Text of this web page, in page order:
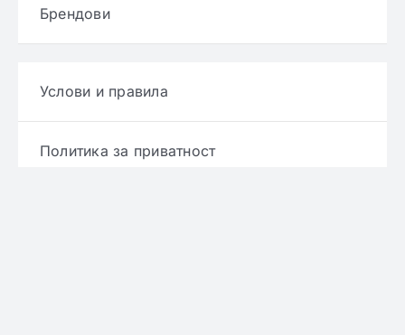
Брендови
Услови и правила
Политика за приватност